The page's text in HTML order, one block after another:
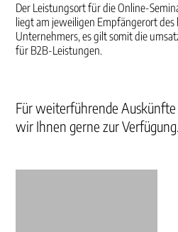
Der Leistungsort für die Online-
liegt am jeweiligen Empfängerort
Unternehmers, es gilt somit die
für B2B-Leistungen.
Für weiterführende
wir Ihnen gerne zur Verfügung.